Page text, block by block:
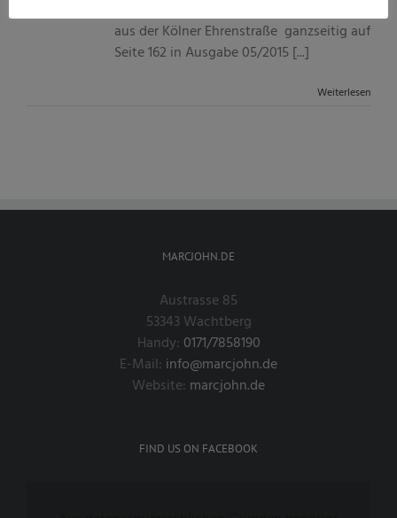
aus der Kölner Ehrenstraße ganzseitig auf
Seite 162 in Ausgabe 05/2015 [...]
Weiterlesen
MARCJOHN.DE
Austrasse 85
53343 Wachtberg
Handy: 0171/7858190
E-Mail: info@marcjohn.de
Website: marcjohn.de
FIND US ON FACEBOOK